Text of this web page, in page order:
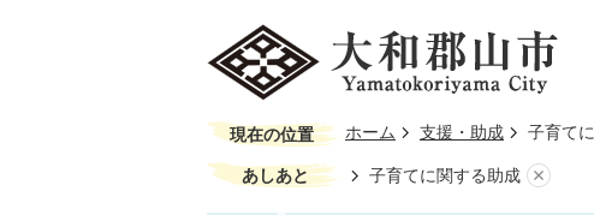
現在の位置 ホーム 支援・助成 子育て
あしあと 子育てに関する助成